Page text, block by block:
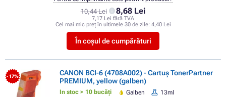
10,44 Lei 8,68 Lei
7,17 Lei fără TVA
Cel mai mic preț în ultimele 30 de zile: 4,40 Lei
În coșul de cumpărături
- 17%
CANON BCI-6 (4708A002) - Cartuș TonerPartner
PREMIUM, yellow (galben)
In stoc > 10 bucăți Galben
13ml